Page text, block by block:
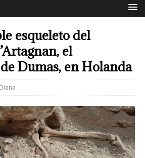
esqueleto del
el
Dumas, en Holanda
Diana